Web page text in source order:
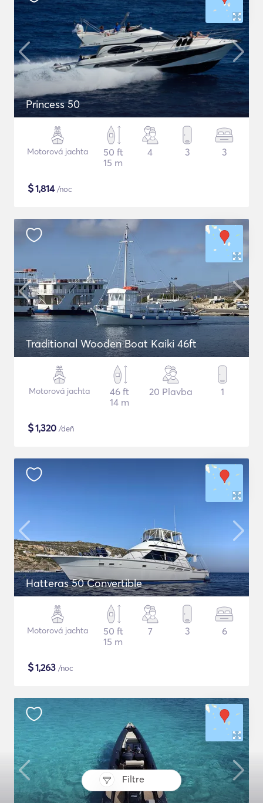
Filtre
Princess 50
Motorová jachta
50 ft
15 m
4 3 3
$1,814/noc
Traditional Wooden Boat Kaiki 46ft
Motorová jachta
46 ft
14 m
20 Plavba 1
$1,320 /deň
Hatteras 50 Convertible
Motorová jachta
50 ft
15 m
7 3 6
$1,263 /noc